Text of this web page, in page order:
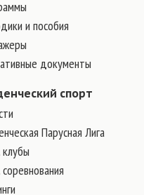
и пособия
документы
спорт
Парусная Лига